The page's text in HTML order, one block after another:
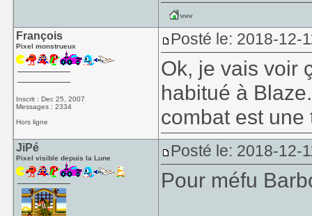
François
Pixel monstrueux
Inscrit : Dec 25, 2007
Messages : 2334
Hors ligne
Posté le: 2018-12-
Ok, je vais voir
habitué à
combat est
JiPé
Pixel visible depuis la Lune Posté le: 2018-12-
Pour méfu